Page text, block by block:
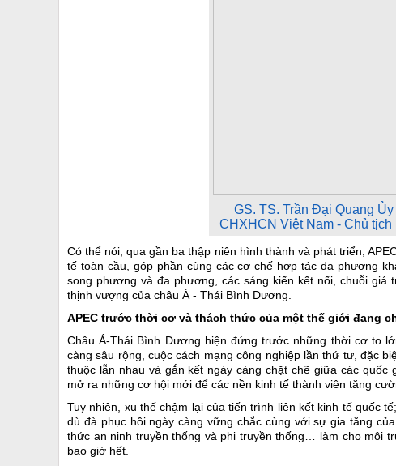
GS. TS. Trần Đại Quang
CHXHCN Việt Nam - Chủ
Có thể nói, qua gần ba thập niên hình thành và phát triển,
tế toàn cầu, góp phần cùng các cơ chế hợp tác đa phương
song phương và đa phương, các sáng kiến kết nối, chuỗi
thịnh vượng của châu Á - Thái Bình Dương.
APEC trước thời cơ và thách thức của một thế giới đang
Châu Á-Thái Bình Dương hiện đứng trước những thời cơ to
càng sâu rộng, cuộc cách mạng công nghiệp lần thứ tư, đặc
thuộc lẫn nhau và gắn kết ngày càng chặt chẽ giữa các
mở ra những cơ hội mới để các nền kinh tế thành viên tăng
Tuy nhiên, xu thế chậm lại của tiến trình liên kết kinh tế quốc
dù đà phục hồi ngày càng vững chắc cùng với sự gia tăng
thức an ninh truyền thống và phi truyền thống… làm cho môi
bao giờ hết.